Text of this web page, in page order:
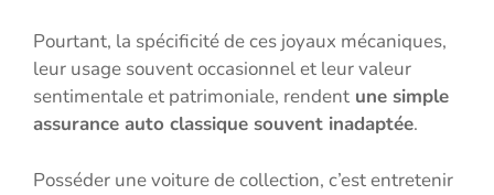
Pourtant, la spécificité de ces joyaux mécaniques,
leur usage souvent occasionnel et leur valeur
sentimentale et patrimoniale, rendent une simple
assurance auto classique souvent inadaptée.
Posséder une voiture de collection, c’est entretenir